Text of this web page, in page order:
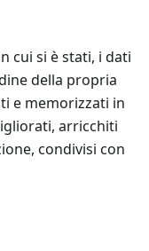
cui si è stati, i dati
della propria
e memorizzati in
arricchiti
condivisi con